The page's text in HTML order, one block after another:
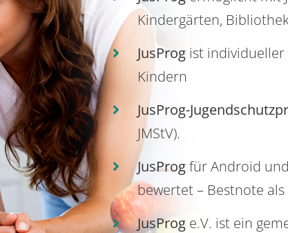
Kindergärten,
JusProgist individueller
Kindern
JusProg-
JMStV).
JusProgfür Android
bewertet – Bestnote
JusProge.V. ist ein